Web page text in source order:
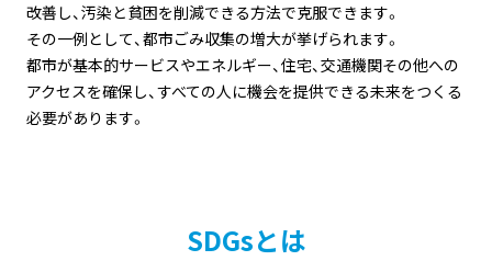
改善し、汚染と貧困を削減できる方法で克服できます。
その一例として、都市ごみ収集の増大が挙げられます。
都市が基本的サービスやエネルギー、住宅、交通機関その他への
アクセスを確保し、すべての人に機会を提供できる未来をつくる
必要があります。
SDGsとは